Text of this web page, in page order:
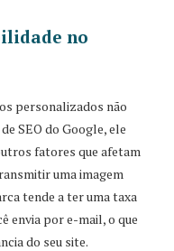
no
personalizados não
SEO do Google, ele
fatores que afetam
uma imagem
tende a ter uma taxa
envia por e-mail, o que
do seu site.